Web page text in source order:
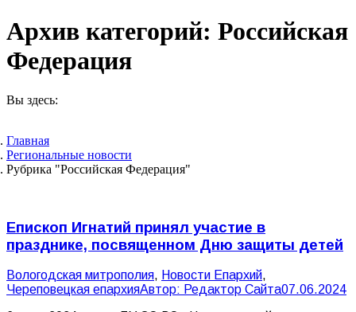
Архив категорий: Российская
Федерация
Вы здесь:
Главная
Pегиональные новости
Рубрика "Российская Федерация"
Епископ Игнатий принял участие в
празднике, посвященном Дню защиты детей
Вологодская митрополия, Новости Епархий,
Череповецкая епархияАвтор: Редактор Сайта07.06.2024